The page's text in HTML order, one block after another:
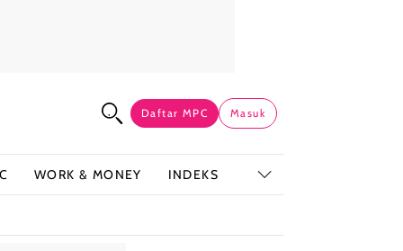
Daftar MPC Masuk
WORK & MONEY INDEKS